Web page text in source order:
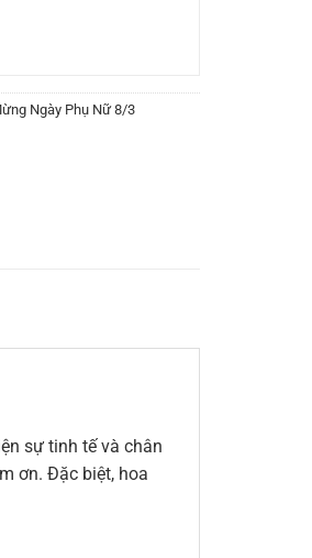
Ngày Phụ Nữ 8/3
sự tinh tế và chân
ơn. Đặc biệt, hoa